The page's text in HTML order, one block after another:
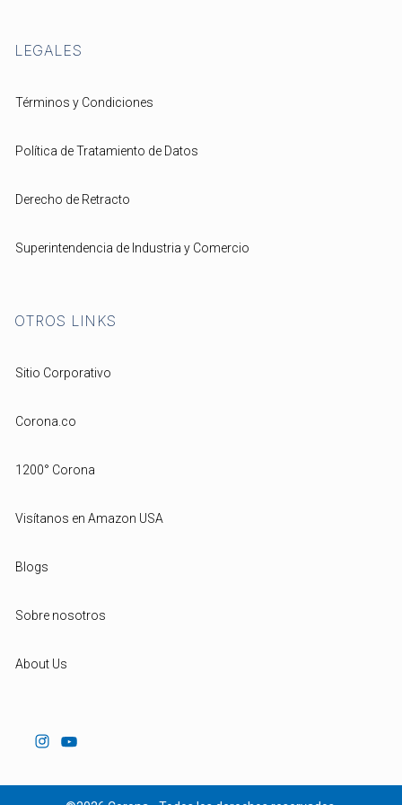
LEGALES
Términos y Condiciones
Política de Tratamiento de Datos
Derecho de Retracto
Superintendencia de Industria y Comercio
OTROS LINKS
Sitio Corporativo
Corona.co
1200° Corona
Visítanos en Amazon USA
Blogs
Sobre nosotros
About Us